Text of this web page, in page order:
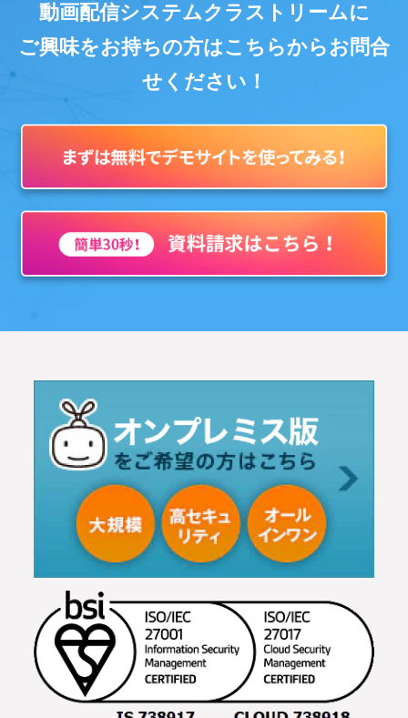
動画配信システムクラストリームに
ご興味をお持ちの方はこちらからお問合
せください！